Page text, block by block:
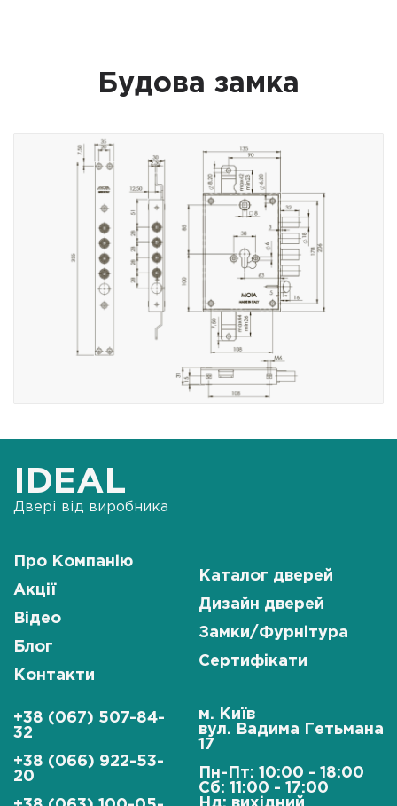
Будова замка
IDEAL
Двері від виробника
Про Компанію
Акції
Відео
Блог
Контакти
Каталог дверей
Дизайн дверей
Замки/Фурнітура
Сертифікати
+38 (067) 507-84-
32
+38 (066) 922-53-
20
м. Київ
вул. Вадима Гетьмана
17
Пн-Пт: 10:00 - 18:00
Сб: 11:00 - 17:00
Нд: вихідний